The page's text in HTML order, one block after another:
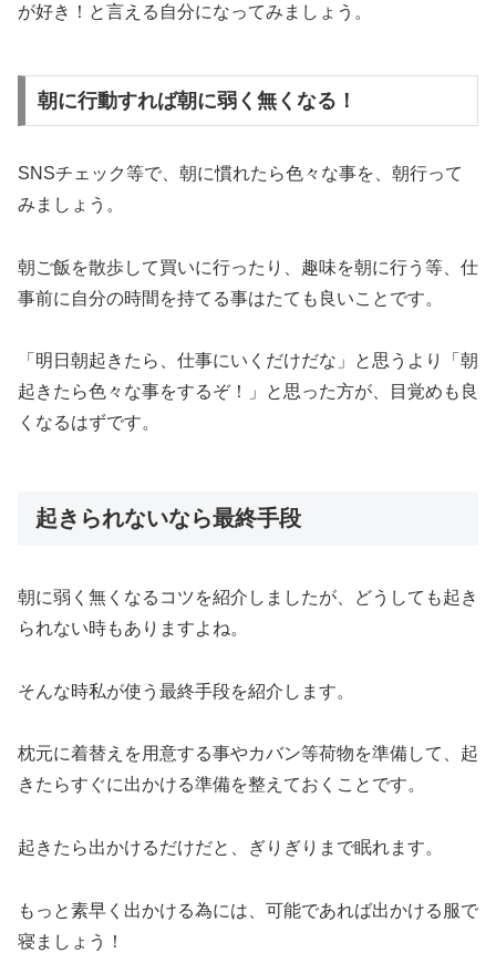
が好き！と言える自分になってみましょう。
朝に行動すれば朝に弱く無くなる！
SNSチェック等で、朝に慣れたら色々な事を、朝行って
みましょう。
朝ご飯を散歩して買いに行ったり、趣味を朝に行う等、仕
事前に自分の時間を持てる事はたても良いことです。
「明日朝起きたら、仕事にいくだけだな」と思うより「朝
起きたら色々な事をするぞ！」と思った方が、目覚めも良
くなるはずです。
起きられないなら最終手段
朝に弱く無くなるコツを紹介しましたが、どうしても起き
られない時もありますよね。
そんな時私が使う最終手段を紹介します。
枕元に着替えを用意する事やカバン等荷物を準備して、起
きたらすぐに出かける準備を整えておくことです。
起きたら出かけるだけだと、ぎりぎりまで眠れます。
もっと素早く出かける為には、可能であれば出かける服で
寝ましょう！